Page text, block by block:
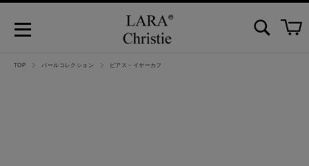
TOP パールコレクション ピアス・イヤーカフ